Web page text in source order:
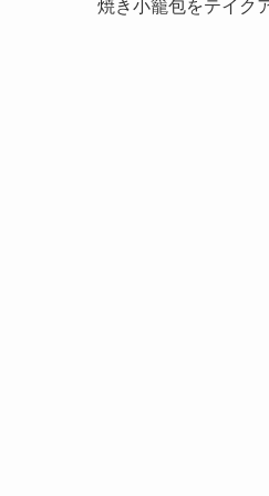
焼き小籠包をテイク